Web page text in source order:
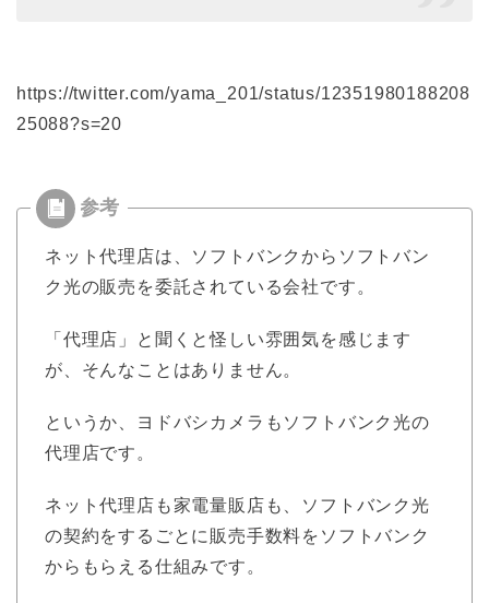
https://twitter.com/yama_201/status/12351980188208
25088?s=20
ネット代理店は、ソフトバンクからソフトバン
ク光の販売を委託されている会社です。
「代理店」と聞くと怪しい雰囲気を感じます
が、そんなことはありません。
というか、ヨドバシカメラもソフトバンク光の
代理店です。
ネット代理店も家電量販店も、ソフトバンク光
の契約をするごとに販売手数料をソフトバンク
からもらえる仕組みです。